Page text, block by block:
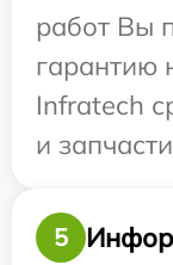
работ Вы
гарантию
Infratech
и
5